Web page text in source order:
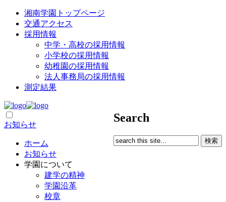
湘南学園トップページ
交通アクセス
採用情報
中学・高校の採用情報
小学校の採用情報
幼稚園の採用情報
法人事務局の採用情報
測定結果
Search
お知らせ
ホーム
お知らせ
学園について
建学の精神
学園沿革
校章